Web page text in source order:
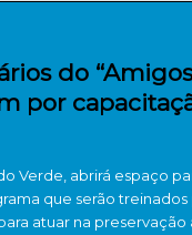
do
por
Verde, abrirá espaço
que serão treinados
atuar na preservação